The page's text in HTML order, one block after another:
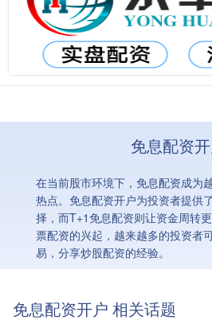
免息配资
在当前股市环境下，免息配资成为
热点。免息配资开户为投资者提供
择，而T+1免息配资则让资金周转
票配资的兴起，越来越多的投资者
易，分享炒股配资的经验。
免息配资开户 相关话题